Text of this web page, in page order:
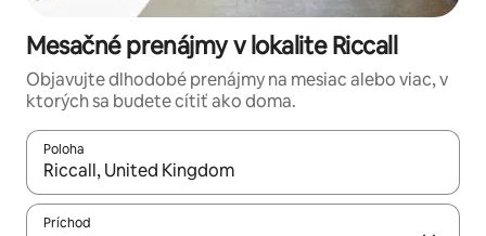
Mesačné prenájmy v lokalite Riccall
Objavujte dlhodobé prenájmy na mesiac alebo viac, v
ktorých sa budete cítiť ako doma.
Poloha
Keď budú výsledky k dispozícii, môžete si ich prechádzať
Príchod